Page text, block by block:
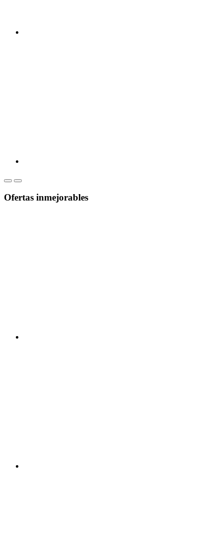
Ofertas inmejorables